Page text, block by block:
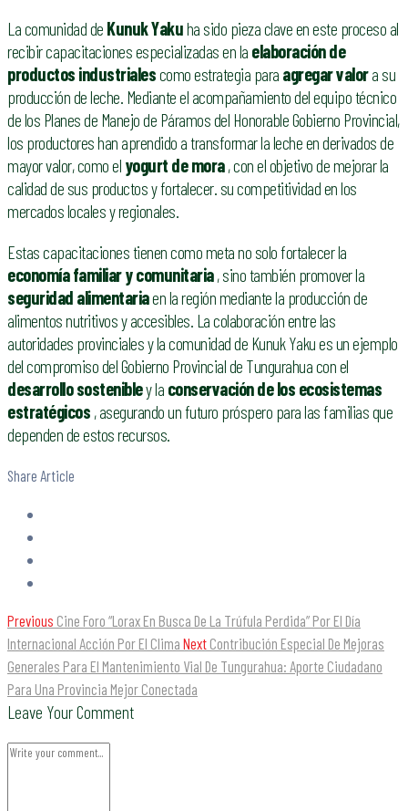
La comunidad de Kunuk Yakuha sido pieza clave en este proceso al
recibir capacitaciones especializadas en la elaboración de
productos industrialescomo estrategia para agregar valora su
producción de leche. Mediante el acompañamiento del equipo técnico
de los Planes de Manejo de Páramos del Honorable Gobierno Provincial,
los productores han aprendido a transformar la leche en derivados de
mayor valor, como el yogurt de mora, con el objetivo de mejorar la
calidad de sus productos y fortalecer. su competitividad en los
mercados locales y regionales.
Estas capacitaciones tienen como meta no solo fortalecer la
economía familiar y comunitaria, sino también promover la
seguridad alimentariaen la región mediante la producción de
alimentos nutritivos y accesibles. La colaboración entre las
autoridades provinciales y la comunidad de Kunuk Yaku es un ejemplo
del compromiso del Gobierno Provincial de Tungurahua con el
desarrollo sostenibley la conservación de los ecosistemas
estratégicos , asegurando un futuro próspero para las familias que
dependen de estos recursos.
Share Article
Previous Cine Foro “Lorax En Busca De La Trúfula Perdida” Por El Día
Internacional Acción Por El Clima Next Contribución Especial De Mejoras
Generales Para El Mantenimiento Vial De Tungurahua: Aporte Ciudadano
Para Una Provincia Mejor Conectada
Leave Your Comment